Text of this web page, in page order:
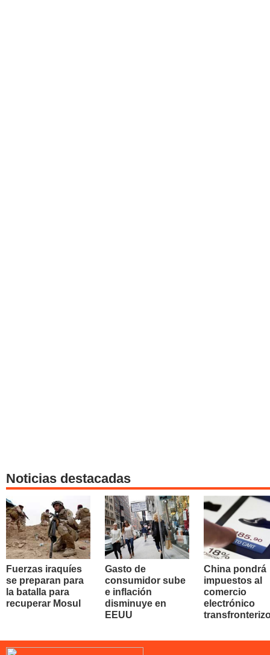
Noticias destacadas
Fuerzas iraquíes
se preparan para
la batalla para
recuperar Mosul
Gasto de
consumidor sube
e inflación
disminuye en
EEUU
China pondrá
impuestos al
comercio
electrónico